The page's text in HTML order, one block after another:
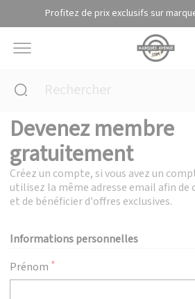
Profitez de prix exclusifs sur
Devenez membre
gratuitement
Créez un compte, si vous avez un
utilisez la même adresse email afin de
et de bénéficier d'offres exclusives.
Informations personnelles
Prénom
Panneau de gestion des cookies